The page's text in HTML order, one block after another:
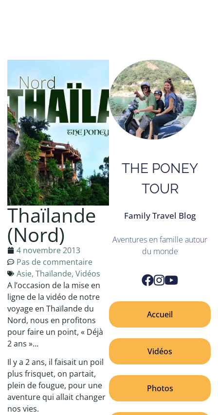
THE PONEY
TOUR
Family Travel Blog
Aventures en famille autour
du monde
Accueil
Vidéos
Photos
Thaïlande
(Nord)
4 novembre 2013
Pas de commentaire
Asie, Thaïlande, Vidéos
A l’occasion de la mise en
ligne de la vidéo de notre
voyage en Thaïlande du
Nord, nous en profitons
pour faire un point, « Déjà
2 ans »…
Il y a 2 ans, il faisait un poil
plus frisquet, on partait,
plein de fougue, pour une
aventure qui allait changer
nos vies.